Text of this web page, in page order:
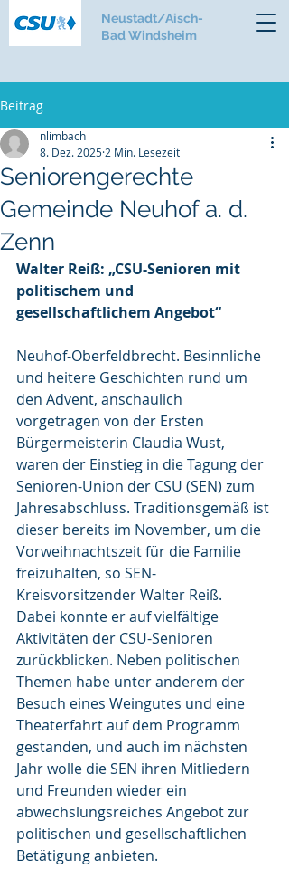
Neustadt/Aisch-
Bad Windsheim
Beitrag
Seniorengerechte
Gemeinde Neuhof a. d.
Zenn
nlimbach
8. Dez. 2025 2 Min. Lesezeit
Walter Reiß: „CSU-Senioren mit
politischem und
gesellschaftlichem Angebot“
Neuhof-Oberfeldbrecht. Besinnliche
und heitere Geschichten rund um
den Advent, anschaulich
vorgetragen von der Ersten
Bürgermeisterin Claudia Wust,
waren der Einstieg in die Tagung der
Senioren-Union der CSU (SEN) zum
Jahresabschluss. Traditionsgemäß ist
dieser bereits im November, um die
Vorweihnachtszeit für die Familie
freizuhalten, so SEN-
Kreisvorsitzender Walter Reiß.
Dabei konnte er auf vielfältige
Aktivitäten der CSU-Senioren
zurückblicken. Neben politischen
Themen habe unter anderem der
Besuch eines Weingutes und eine
Theaterfahrt auf dem Programm
gestanden, und auch im nächsten
Jahr wolle die SEN ihren Mitliedern
und Freunden wieder ein
abwechslungsreiches Angebot zur
politischen und gesellschaftlichen
Betätigung anbieten.